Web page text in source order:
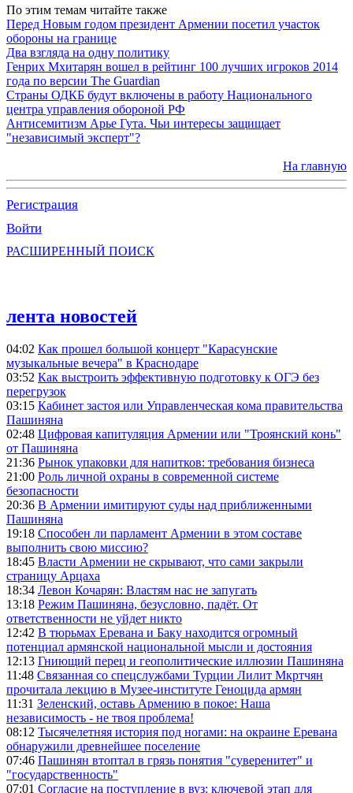
По этим темам читайте также
Перед Новым годом президент Армении посетил участок
обороны на границе
Два взгляда на одну политику
Генрих Мхитарян вошел в рейтинг 100 лучших игроков 2014
года по версии The Guardian
Страны ОДКБ будут включены в работу Национального
центра управления обороной РФ
Антисемитизм Арье Гута. Чьи интересы защищает
"независимый эксперт"?
На главную
Регистрация
Войти
РАСШИРЕННЫЙ ПОИСК
лента новостей
04:02 Как прошел большой концерт "Карасунские
музыкальные вечера" в Краснодаре
03:52 Как выстроить эффективную подготовку к ОГЭ без
перегрузок
03:15 Кабинет застоя или Управленческая кома правительства
Пашиняна
02:48 Цифровая капитуляция Армении или "Троянский конь"
от Пашиняна
21:36 Рынок упаковки для напитков: требования бизнеса
21:00 Роль личной охраны в современной системе
безопасности
20:36 В Армении имитируют суды над приближенными
Пашиняна
19:18 Способен ли парламент Армении в этом составе
выполнить свою миссию?
18:45 Власти Армении не скрывают, что сами закрыли
страницу Арцаха
18:34 Левон Кочарян: Властям нас не запугать
13:18 Режим Пашиняна, безусловно, падёт. От
ответственности не уйдет никто
12:42 В тюрьмах Еревана и Баку находится огромный
потенциал армянской национальной мысли и достояния
12:13 Гниющий перец и геополитические иллюзии Пашиняна
11:48 Связанная со спецслужбами Турции Лилит Мкртчян
прочитала лекцию в Музее-институте Геноцида армян
11:31 Зеленский, оставь Армению в покое: Наша
независимость - не твоя проблема!
08:12 Тысячелетняя история под ногами: на окраине Еревана
обнаружили древнейшее поселение
07:46 Пашинян втоптал в грязь понятия "суверенитет" и
"государственность"
07:01 Согласие на поступление в вуз: ключевой этап для